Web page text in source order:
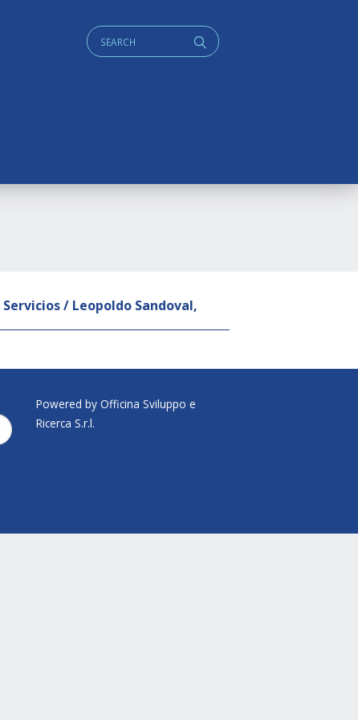
q
Cerca:
/ Leopoldo Sandoval,
Powered by Officina Sviluppo e
Ricerca S.r.l.